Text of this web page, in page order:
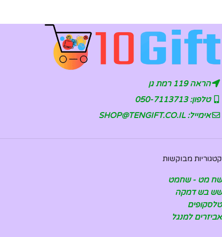
הראה 119 רמת גן
טלפון: 050-7113713
אימייל: SHOP@TENGIFT.CO.IL
קטגוריות מבוקשות
שח מט - שחמט
שש בש דמקה
טלסקופים
אביזרים למנגל